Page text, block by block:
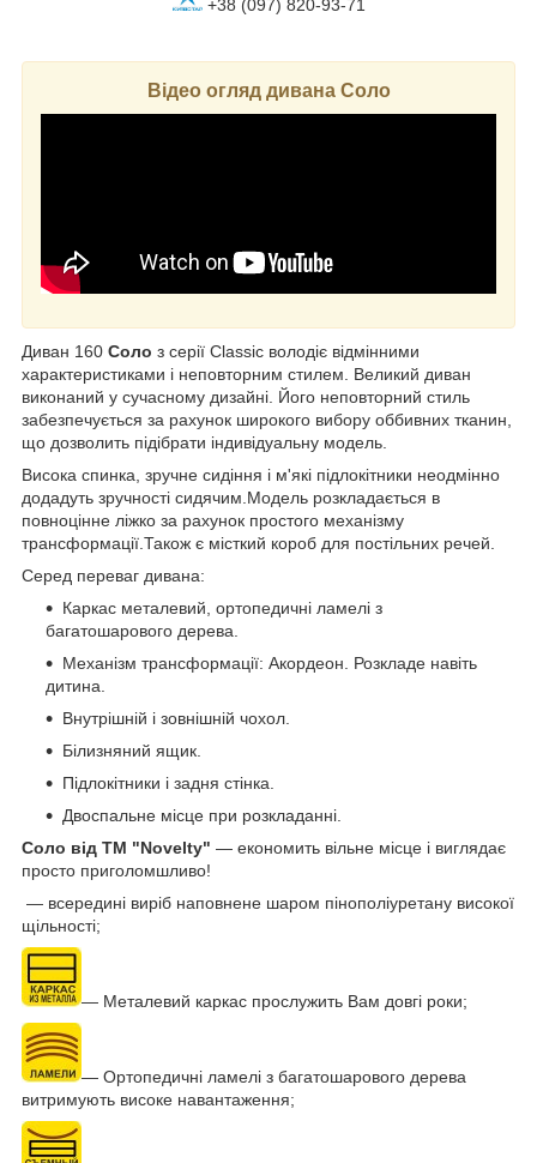
+38 (097) 820-93-71
Відео огляд дивана Соло
Диван 160 Соло з серії Classic володіє відмінними
характеристиками і неповторним стилем. Великий диван
виконаний у сучасному дизайні. Його неповторний стиль
забезпечується за рахунок широкого вибору оббивних тканин,
що дозволить підібрати індивідуальну модель.
Висока спинка, зручне сидіння і м'які підлокітники неодмінно
додадуть зручності сидячим.Модель розкладається в
повноцінне ліжко за рахунок простого механізму
трансформації.Також є місткий короб для постільних речей.
Серед переваг дивана:
Каркас металевий, ортопедичні ламелі з
багатошарового дерева.
Механізм трансформації: Акордеон. Розкладе навіть
дитина.
Внутрішній і зовнішній чохол.
Білизняний ящик.
Підлокітники і задня стінка.
Двоспальне місце при розкладанні.
Соло від ТМ "Novelty" ― економить вільне місце і виглядає
просто приголомшливо!
― всередині виріб наповнене шаром пінополіуретану високої
щільності;
― Металевий каркас прослужить Вам довгі роки;
― Ортопедичні ламелі з багатошарового дерева
витримують високе навантаження;